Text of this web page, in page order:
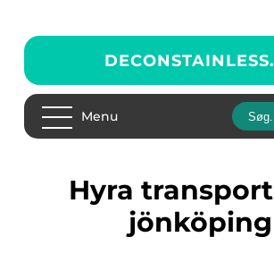
DECONSTAINLESS.
Menu
hyra transportsläp
jönköping